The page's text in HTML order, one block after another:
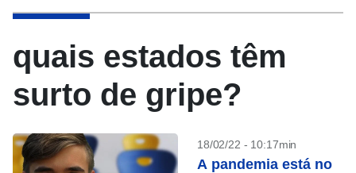
quais estados têm
surto de gripe?
18/02/22 - 10:17min
A pandemia está no